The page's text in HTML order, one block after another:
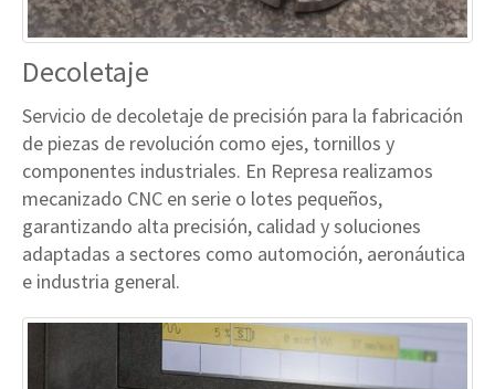
Decoletaje
Servicio de decoletaje de precisión para la fabricación
de piezas de revolución como ejes, tornillos y
componentes industriales. En Represa realizamos
mecanizado CNC en serie o lotes pequeños,
garantizando alta precisión, calidad y soluciones
adaptadas a sectores como automoción, aeronáutica
e industria general.